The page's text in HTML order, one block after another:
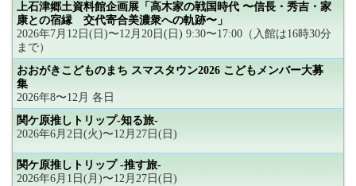
上石津郷土資料館企画展「高木家の戦国時代 〜信長・秀吉・家
康との宿縁 交代寄合美濃衆への軌跡〜」
2026年7月12日(日)〜12月20日(日) 9:30〜17:00（入館は16時30分
まで）
おおがきこどものまち スマスタウン2026 こどもメンバー大募
集
2026年8〜12月 各日
関ケ原推しトリップ-知る旅-
2026年6月2日(火)〜12月27日(日)
関ケ原推しトリップ -推す旅-
2026年6月1日(月)〜12月27日(日)